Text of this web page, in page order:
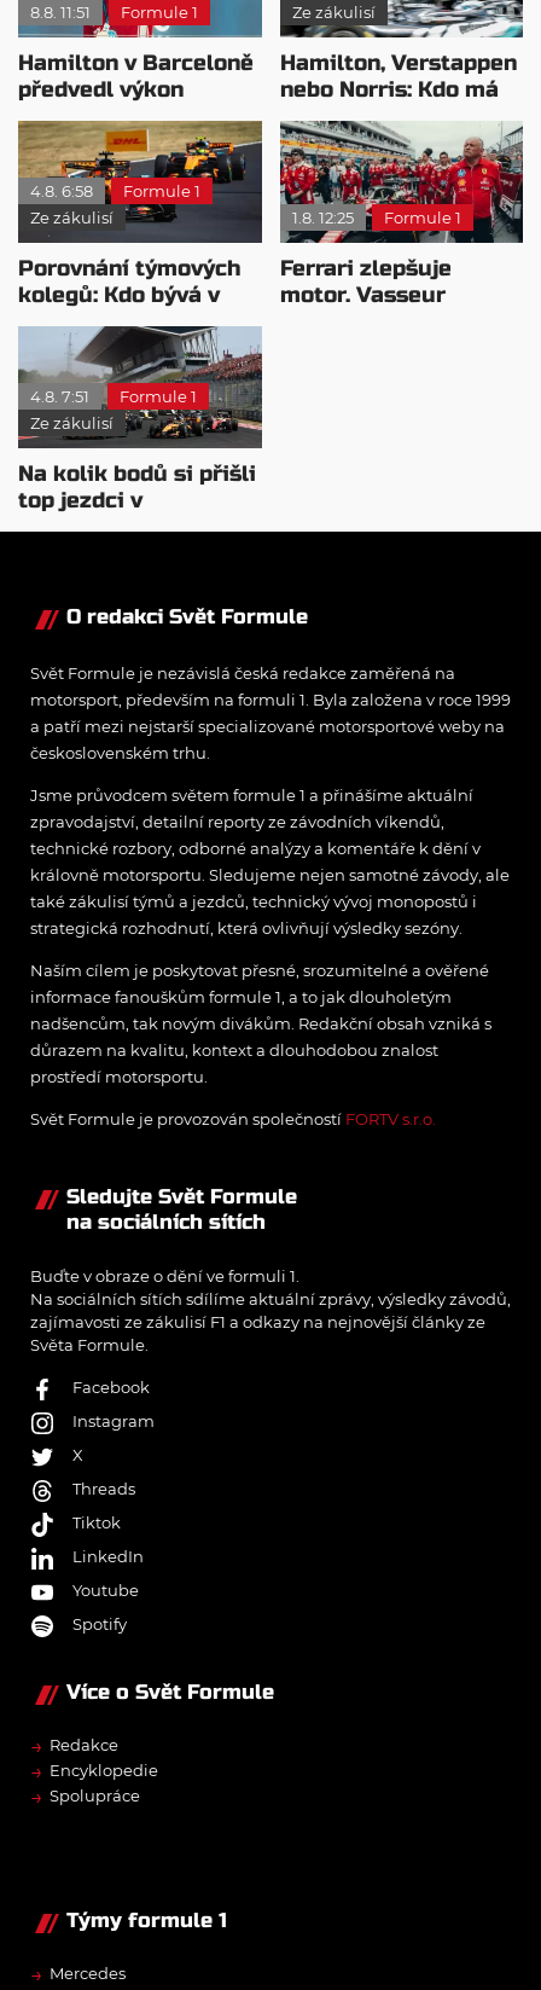
8.8. 11:51 Formule 1
Hamilton v Barceloně
předvedl výkon
pravého šampiona
Ze zákulisí
Hamilton, Verstappen
nebo Norris: Kdo má
nejvyšší plat?
4.8. 6:58
Formule 1
Ze zákulisí
Porovnání týmových
kolegů: Kdo bývá v
sobotu nejrychlejší?
1.8. 12:25 Formule 1
Ferrari zlepšuje
motor. Vasseur
4.8. 7:51
Formule 1
Ze zákulisí
Na kolik bodů si přišli
top jezdci v
posledních 4
O redakci Svět Formule
Svět Formule je nezávislá česká redakce zaměřená na
motorsport, především na formuli 1. Byla založena v roce 1999
a patří mezi nejstarší specializované motorsportové weby na
československém trhu.
Jsme průvodcem světem formule 1 a přinášíme aktuální
zpravodajství, detailní reporty ze závodních víkendů,
technické rozbory, odborné analýzy a komentáře k dění v
královně motorsportu. Sledujeme nejen samotné závody, ale
také zákulisí týmů a jezdců, technický vývoj monopostů i
strategická rozhodnutí, která ovlivňují výsledky sezóny.
Naším cílem je poskytovat přesné, srozumitelné a ověřené
informace fanouškům formule 1, a to jak dlouholetým
nadšencům, tak novým divákům. Redakční obsah vzniká s
důrazem na kvalitu, kontext a dlouhodobou znalost
prostředí motorsportu.
Svět Formule je provozován společností FORTV s.r.o.
Sledujte Svět Formule
na sociálních sítích
Buďte v obraze o dění ve formuli 1.
Na sociálních sítích sdílíme aktuální zprávy, výsledky závodů,
zajímavosti ze zákulisí F1 a odkazy na nejnovější články ze
Světa Formule.
Facebook
Instagram
X
Threads
Tiktok
LinkedIn
Youtube
Spotify
Více o Svět Formule
→ Redakce
→ Encyklopedie
→ Spolupráce
Týmy formule 1
→ Mercedes